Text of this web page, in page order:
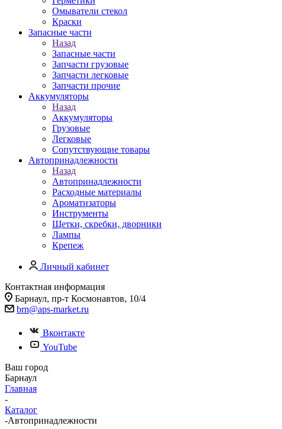
Омыватели стекол
Краски
Запасные части
Назад
Запасные части
Запчасти грузовые
Запчасти легковые
Запчасти прочие
Аккумуляторы
Назад
Аккумуляторы
Грузовые
Легковые
Сопутствующие товары
Автопринадлежности
Назад
Автопринадлежности
Расходные материалы
Ароматизаторы
Инструменты
Щетки, скребки, дворники
Лампы
Крепеж
Личный кабинет
Контактная информация
Барнаул, пр-т Космонавтов, 10/4
brn@aps-market.ru
Вконтакте
YouTube
Ваш город
Барнаул
Главная
-
Каталог
-Автопринадлежности